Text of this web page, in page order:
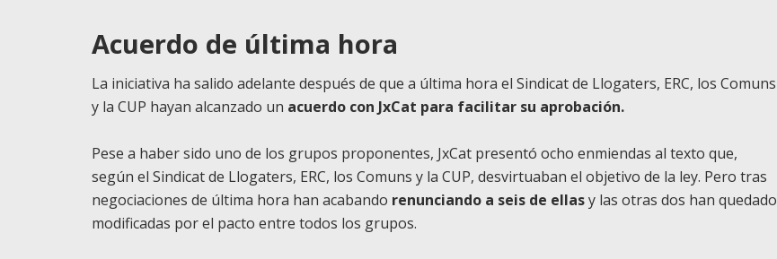
Acuerdo de última hora
La iniciativa ha salido adelante después de que a última hora el Sindicat de Llogaters, ERC, los Comuns
y la CUP hayan alcanzado un acuerdo con JxCat para facilitar su aprobación.
Pese a haber sido uno de los grupos proponentes, JxCat presentó ocho enmiendas al texto que,
según el Sindicat de Llogaters, ERC, los Comuns y la CUP, desvirtuaban el objetivo de la ley. Pero tras
negociaciones de última hora han acabando renunciando a seis de ellasy las otras dos han quedado
modificadas por el pacto entre todos los grupos.